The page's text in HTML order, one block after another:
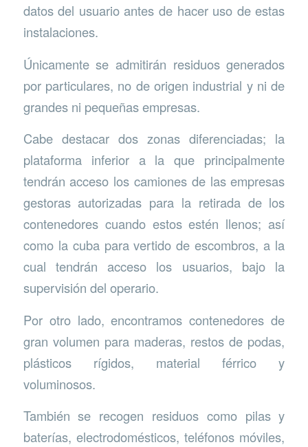
datos del usuario antes de hacer uso de estas
instalaciones.
Únicamente se admitirán residuos generados
por particulares, no de origen industrial y ni de
grandes ni pequeñas empresas.
Cabe destacar dos zonas diferenciadas; la
plataforma inferior a la que principalmente
tendrán acceso los camiones de las empresas
gestoras autorizadas para la retirada de los
contenedores cuando estos estén llenos; así
como la cuba para vertido de escombros, a la
cual tendrán acceso los usuarios, bajo la
supervisión del operario.
Por otro lado, encontramos contenedores de
gran volumen para maderas, restos de podas,
plásticos rígidos, material férrico y
voluminosos.
También se recogen residuos como pilas y
baterías, electrodomésticos, teléfonos móviles,